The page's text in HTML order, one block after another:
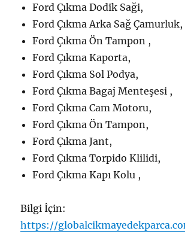
Ford Çıkma Dodik Saği,
Ford Çıkma Arka Sağ Çamurluk,
Ford Çıkma Ön Tampon ,
Ford Çıkma Kaporta,
Ford Çıkma Sol Podya,
Ford Çıkma Bagaj Menteşesi ,
Ford Çıkma Cam Motoru,
Ford Çıkma Ön Tampon,
Ford Çıkma Jant,
Ford Çıkma Torpido Klilidi,
Ford Çıkma Kapı Kolu ,
Bilgi İçin:
https://